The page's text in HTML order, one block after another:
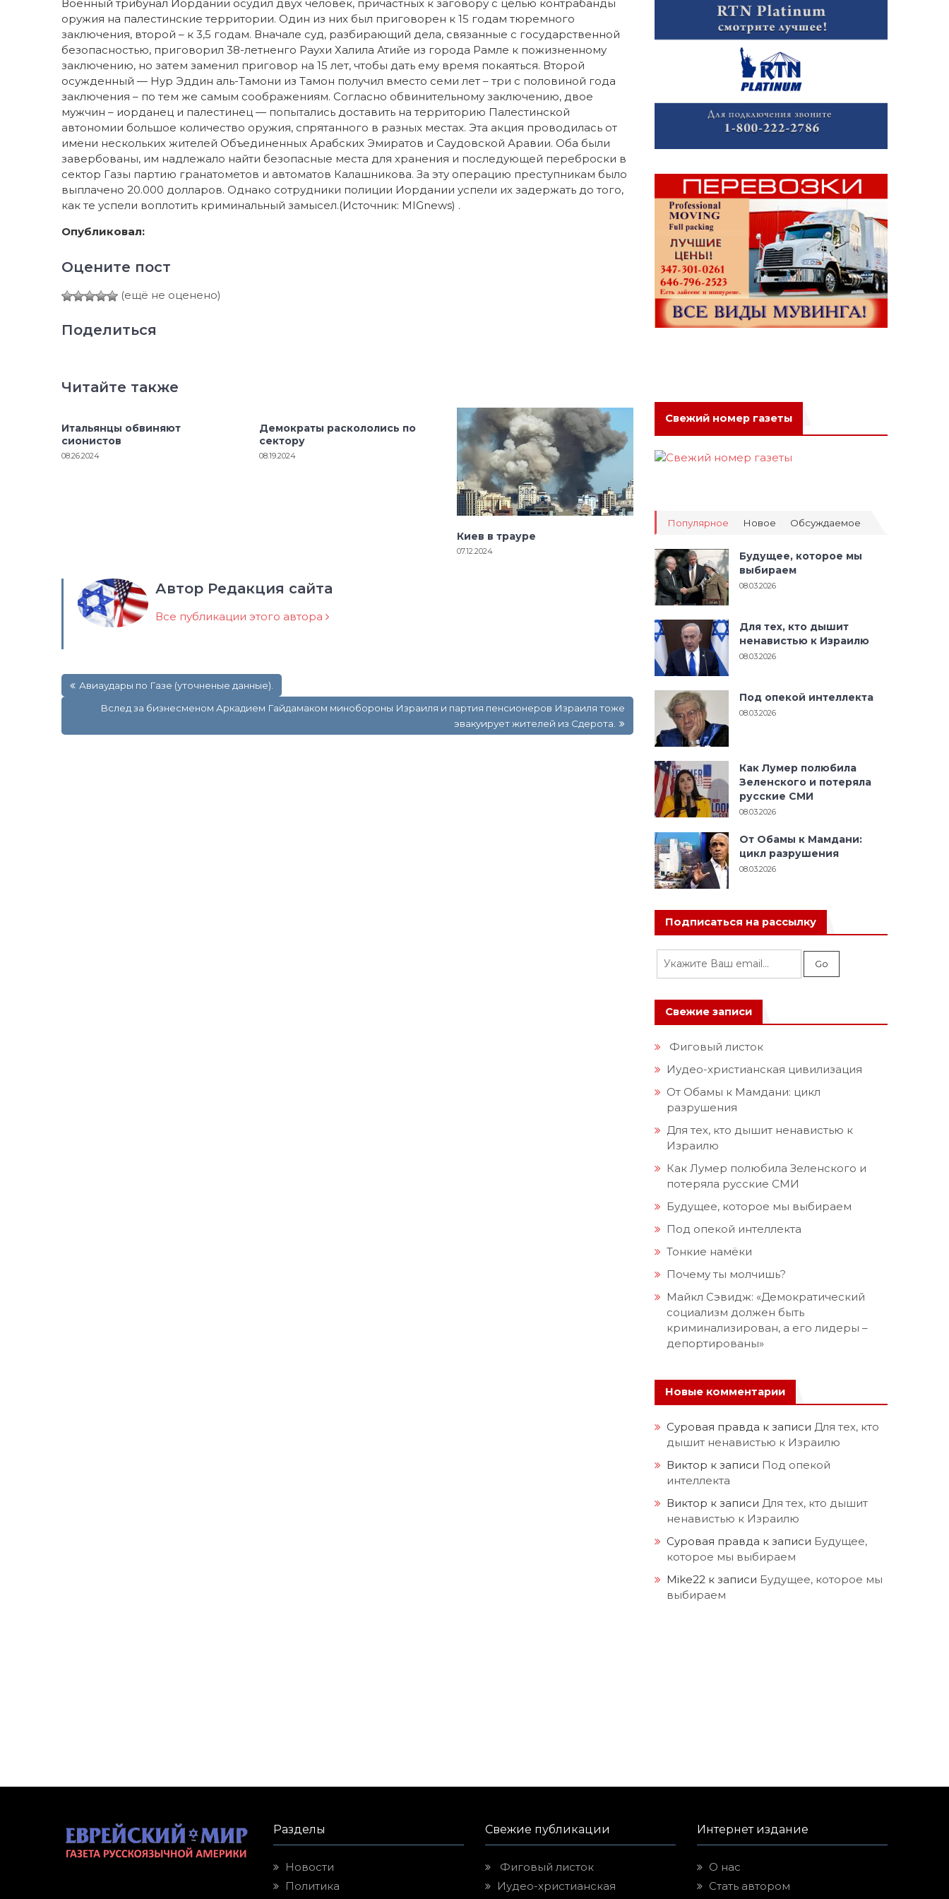
Военный трибунал Иордании осудил двух человек, причастных к заговору с целью контрабанды
оружия на палестинские территории. Один из них был приговорен к 15 годам тюремного
заключения, второй – к 3,5 годам. Вначале суд, разбирающий дела, связанные с государственной
безопасностью, приговорил 38-летненго Раухи Халила Атийе из города Рамле к пожизненному
заключению, но затем заменил приговор на 15 лет, чтобы дать ему время покаяться. Второй
осужденный — Нур Эддин аль-Тамони из Тамон получил вместо семи лет – три с половиной года
заключения – по тем же самым соображениям. Согласно обвинительному заключению, двое
мужчин – иорданец и палестинец — попытались доставить на территорию Палестинской
автономии большое количество оружия, спрятанного в разных местах. Эта акция проводилась от
имени нескольких жителей Объединенных Арабских Эмиратов и Саудовской Аравии. Оба были
завербованы, им надлежало найти безопасные места для хранения и последующей переброски в
сектор Газы партию гранатометов и автоматов Калашникова. За эту операцию преступникам было
выплачено 20.000 долларов. Однако сотрудники полиции Иордании успели их задержать до того,
как те успели воплотить криминальный замысел.(Источник: MIGnews) .
Опубликовал:
Оцените пост
(ещё не оценено)
Поделиться
Читайте также
Итальянцы обвиняют
сионистов
08.26.2024
Демократы раскололись по
сектору
08.19.2024
Киев в трауре
07.12.2024
Автор Редакция сайта
Все публикации этого автора
по
записям
Авиаудары по Газе (уточненые данные).
Вслед за бизнесменом Аркадием Гайдамаком минобороны Израиля и партия пенсионеров Израиля тоже
эвакуирует жителей из Сдерота.
Свежий номер газеты
Популярное Новое Обсуждаемое
Будущее, которое мы
выбираем
08.03.2026
Для тех, кто дышит
ненавистью к Израилю
08.03.2026
Под опекой интеллекта
08.03.2026
Как Лумер полюбила
Зеленского и потеряла
русские СМИ
08.03.2026
От Обамы к Мамдани:
цикл разрушения
08.03.2026
Подписаться на рассылку
Свежие записи
Фиговый листок
Иудео-христианская цивилизация
От Обамы к Мамдани: цикл
разрушения
Для тех, кто дышит ненавистью к
Израилю
Как Лумер полюбила Зеленского и
потеряла русские СМИ
Будущее, которое мы выбираем
Под опекой интеллекта
Тонкие намёки
Почему ты молчишь?
Майкл Сэвидж: «Демократический
социализм должен быть
криминализирован, а его лидеры –
депортированы»
Новые комментарии
Суровая правда к записи Для тех, кто
дышит ненавистью к Израилю
Виктор к записи Под опекой
интеллекта
Виктор к записи Для тех, кто дышит
ненавистью к Израилю
Суровая правда к записи Будущее,
которое мы выбираем
Mike22 к записи Будущее, которое мы
выбираем
Разделы
Новости
Политика
Свежие публикации
Фиговый листок
Иудео-христианская
Интернет издание
О нас
Стать автором